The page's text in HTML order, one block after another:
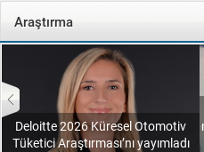
Araştırma
Sanayide otomasyon
modernizasyonu yılda 11,28 milyon
dolarlık fırsat sunuyor